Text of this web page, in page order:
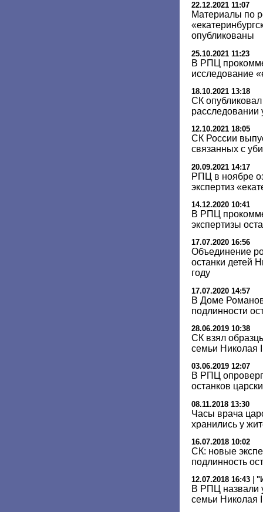
22.12.2021 11:07
Материалы по
опубликованы
25.10.2021 11:23
В РПЦ
исследование
18.10.2021 13:18
СК опубликовал
расследовании
12.10.2021 18:05
СК России
связанных с
20.09.2021 14:17
РПЦ в ноябре
экспертиз
14.12.2020 10:41
В РПЦ
экспертизы
17.07.2020 16:56
Объединение
останки детей
году
17.07.2020 14:57
В Доме
подлинности
28.06.2019 10:38
СК взял
семьи Николая
03.06.2019 12:07
В РПЦ
останков
08.11.2018 13:30
Часы врача
хранились у
16.07.2018 10:02
СК: новые
подлинность
12.07.2018 16:43
В РПЦ назвали
семьи Николая